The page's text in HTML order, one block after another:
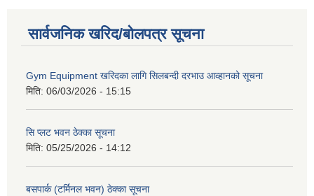
सार्वजनिक खरिद/बोलपत्र सूचना
Gym Equipment खरिदका लागि सिलबन्दी दरभाउ आव्हानको सूचना
मिति: 06/03/2026 - 15:15
सि प्लट भवन ठेक्का सूचना
मिति: 05/25/2026 - 14:12
बसपार्क (टर्मिनल भवन) ठेक्का सूचना